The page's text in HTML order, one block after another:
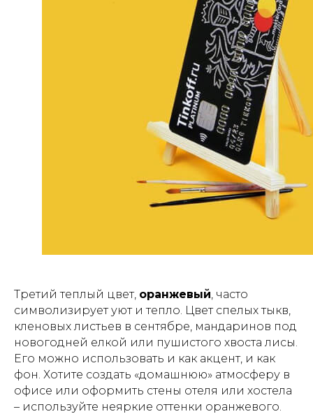
Третий теплый цвет, оранжевый, часто
символизирует уют и тепло. Цвет спелых тыкв,
кленовых листьев в сентябре, мандаринов под
новогодней елкой или пушистого хвоста лисы.
Его можно использовать и как акцент, и как
фон. Хотите создать «домашнюю» атмосферу в
офисе или оформить стены отеля или хостела
– используйте неяркие оттенки оранжевого.